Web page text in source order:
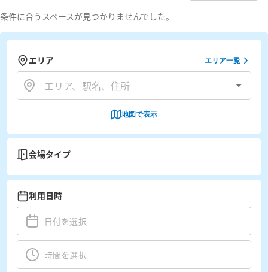
条件に合うスペースが見つかりませんでした。
エリア エリア一覧
地図で表示
会場タイプ
利用日時